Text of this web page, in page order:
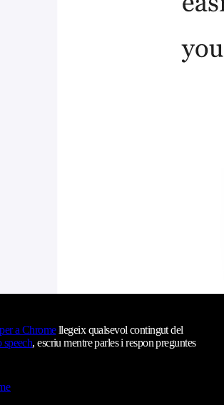
a Chromellegeix qualsevol contingut del
speech, escriu mentre parles i respon preguntes